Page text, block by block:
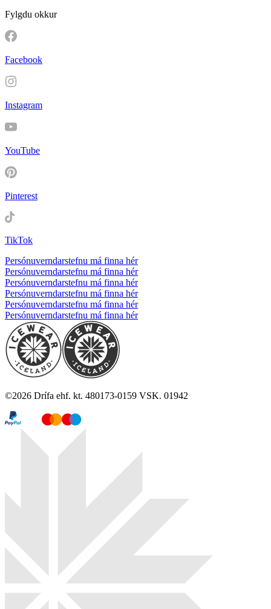
Fylgdu okkur
Facebook
Instagram
YouTube
Pinterest
TikTok
Persónuverndarstefnu má finna hér
Persónuverndarstefnu má finna hér
Persónuverndarstefnu má finna hér
Persónuverndarstefnu má finna hér
Persónuverndarstefnu má finna hér
Persónuverndarstefnu má finna hér
©2026 Drífa ehf. kt. 480173-0159 VSK. 01942